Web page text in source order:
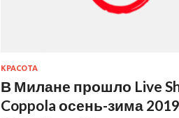
КРАСОТА
В Милане прошло Live
Coppola осень-зима 2019